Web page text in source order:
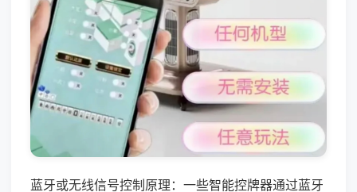
蓝牙或无线信号控制原理：一些智能控牌器通过蓝牙